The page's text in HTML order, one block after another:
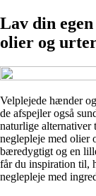
Lav din
olier og
Velplejede hænder
de afspejler også
naturlige alternativer
neglepleje med olier
bæredygtigt og en
får du inspiration til,
neglepleje med